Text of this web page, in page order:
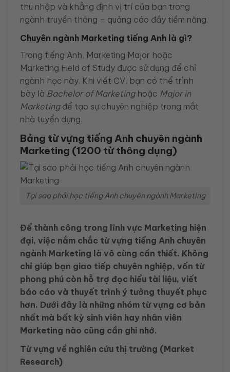
thu nhập và khẳng định vị trí của bạn trong
ngành truyền thông – quảng cáo đầy tiềm năng.
Chuyên ngành Marketing tiếng Anh là gì?
Trong tiếng Anh, Marketing Major hoặc
Marketing Field of Study được sử dụng để chỉ
ngành học này. Khi viết CV, bạn có thể trình
bày là Bachelor of Marketinghoặc Major in
Marketingđể tạo sự chuyên nghiệp trong mắt
nhà tuyển dụng.
Bảng từ vựng tiếng Anh chuyên ngành
Marketing (1200 từ thông dụng)
Tại sao phải học tiếng Anh chuyên ngành Marketing
Để thành công trong lĩnh vực Marketing hiện
đại, việc nắm chắc từ vựng tiếng Anh chuyên
ngành Marketing là vô cùng cần thiết. Không
chỉ giúp bạn giao tiếp chuyên nghiệp, vốn từ
phong phú còn hỗ trợ đọc hiểu tài liệu, viết
báo cáo và thuyết trình ý tưởng thuyết phục
hơn. Dưới đây là những nhóm từ vựng cơ bản
nhất mà bất kỳ sinh viên hay nhân viên
Marketing nào cũng cần ghi nhớ.
Từ vựng về nghiên cứu thị trường (Market
Research)